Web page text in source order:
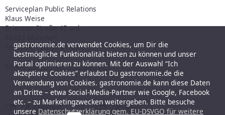
Serviceplan Public Relations
Klaus Weise
Brienner Straße 45 a-d
Tel.: 089 – 20 50 41 70
Email:k.weise@serviceplan.com
gastronomie.de verwendet Cookies, um Dir die
bestmögliche Funktionalität bieten zu können und unser
Portal optimieren zu können. Mit der Auswahl “Ich
akzeptiere Cookies” erlaubst Du gastronomie.de die
Verwendung von Cookies. gastronomie.de kann diese Daten
an Dritte – etwa Social-Media-Partner wie Google, Facebook
etc. – zu Marketingzwecken weitergeben. Bitte besuche
unsere Datenschutzerklärung gem. EU-DSVGO für weitere